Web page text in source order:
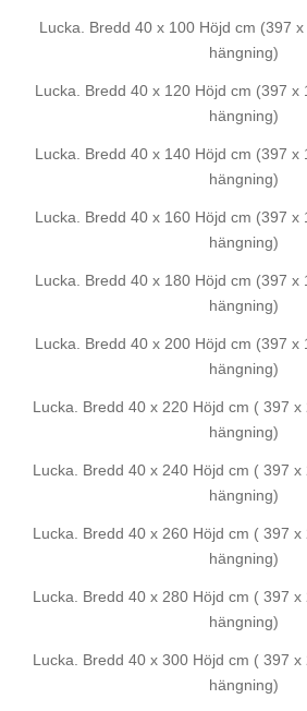
Lucka. Bredd 40 x 100 Höjd cm (397
hängning)
Lucka. Bredd 40 x 120 Höjd cm (397 x
hängning)
Lucka. Bredd 40 x 140 Höjd cm (397 x
hängning)
Lucka. Bredd 40 x 160 Höjd cm (397 x
hängning)
Lucka. Bredd 40 x 180 Höjd cm (397 x
hängning)
Lucka. Bredd 40 x 200 Höjd cm (397 x
hängning)
Lucka. Bredd 40 x 220 Höjd cm ( 397
hängning)
Lucka. Bredd 40 x 240 Höjd cm ( 397
hängning)
Lucka. Bredd 40 x 260 Höjd cm ( 397
hängning)
Lucka. Bredd 40 x 280 Höjd cm ( 397
hängning)
Lucka. Bredd 40 x 300 Höjd cm ( 397
hängning)